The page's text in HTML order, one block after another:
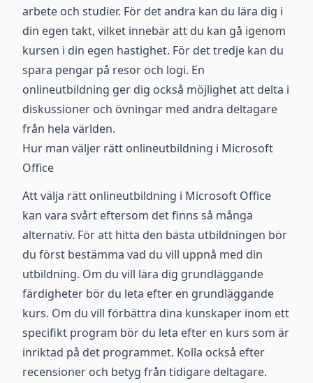
arbete och studier. För det andra kan du lära dig i
din egen takt, vilket innebär att du kan gå igenom
kursen i din egen hastighet. För det tredje kan du
spara pengar på resor och logi. En
onlineutbildning ger dig också möjlighet att delta i
diskussioner och övningar med andra deltagare
från hela världen.
Hur man väljer rätt onlineutbildning i Microsoft
Office
Att välja rätt onlineutbildning i Microsoft Office
kan vara svårt eftersom det finns så många
alternativ. För att hitta den bästa utbildningen bör
du först bestämma vad du vill uppnå med din
utbildning. Om du vill lära dig grundläggande
färdigheter bör du leta efter en grundläggande
kurs. Om du vill förbättra dina kunskaper inom ett
specifikt program bör du leta efter en kurs som är
inriktad på det programmet. Kolla också efter
recensioner och betyg från tidigare deltagare.